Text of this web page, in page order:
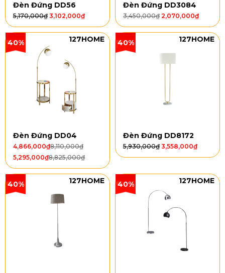
Đèn Đứng DD56
5,170,000₫ 3,102,000₫
Đèn Đứng DD3084
3,450,000₫ 2,070,000₫
40% 127HOME
Đèn Đứng DD04
8,110,000₫
4,866,000₫
8,825,000₫
5,295,000₫
40% 127HOME
Đèn Đứng DD8172
5,930,000₫ 3,558,000₫
40% 127HOME 40% 127HOME